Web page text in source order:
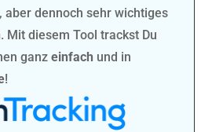
aber dennoch sehr wichtiges
. Mit diesem Tool trackst Du
ganzeinfach und in
!